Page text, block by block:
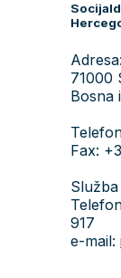
71000
Bosna
Fax:
917
e-mail: